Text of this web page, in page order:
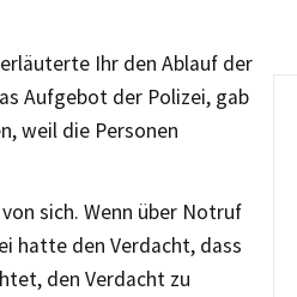
Ihr den Ablauf der
Aufgebot der Polizei, gab
weil die Personen
sich. Wenn über Notruf
hatte den Verdacht, dass
den Verdacht zu